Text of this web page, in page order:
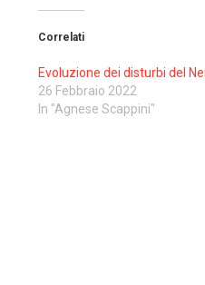
Correlati
Evoluzione dei disturbi del
26 Febbraio 2022
In "Agnese Scappini"